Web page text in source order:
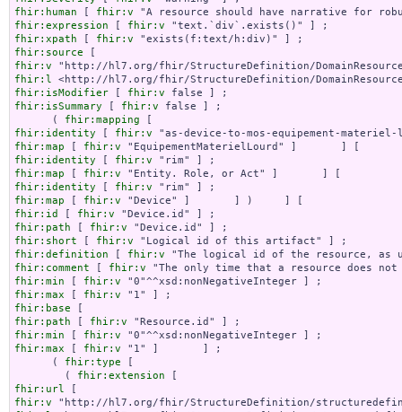
fhir:human [ fhir:v
fhir:expression [ fhir:v
fhir:xpath [ fhir:v
fhir:source
fhir:v
fhir:l
fhir:isModifier [ fhir:v
fhir:isSummary [ fhir:v false ] ;
      (
fhir:mapping
fhir:identity [ fhir:v
fhir:map [ fhir:v
fhir:identity [ fhir:v
fhir:map [ fhir:v
fhir:identity [ fhir:v
fhir:map [ fhir:v
fhir:id
[ fhir:v
fhir:path [ fhir:v
fhir:short [ fhir:v
fhir:definition [ fhir:v
fhir:comment [ fhir:v
fhir:min [ fhir:v
fhir:max [ fhir:v
fhir:base
fhir:path [ fhir:v
fhir:min [ fhir:v
fhir:max [ fhir:v "1" ]       ] ;
      (
fhir:type [
        (
fhir:extension
fhir:url
fhir:v